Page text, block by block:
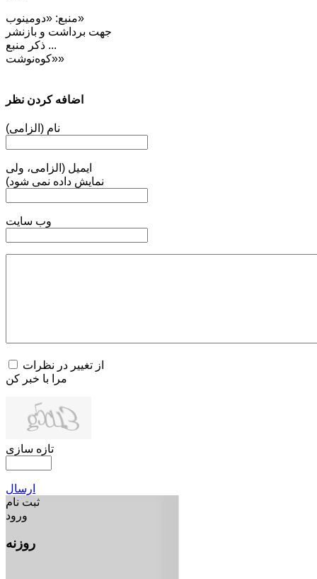
منبع: «دومینوب»
جهت برداشت و بازنشر
... ذکر منبع
«کوه‌نوشت»
اضافه کردن نظر
نام (الزامی)
ایمیل (الزامی، ولی
نمایش داده نمی شود)
وب سایت
از تغییر در نظرات
مرا با خبر کن
تازه سازی
ارسال
ثبت نام
ورود
روزنه